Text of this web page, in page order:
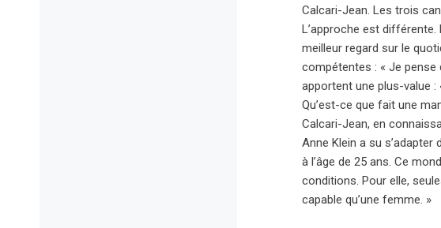
Calcari-Jean. Les trois
L’approche est
meilleur regard sur le
compétentes : « Je pense
apportent une plus-value :
Qu’est-ce que fait une
Calcari-Jean, en
Anne Klein a su
à l’âge de 25 ans. Ce
conditions. Pour elle,
capable qu’une femme. »